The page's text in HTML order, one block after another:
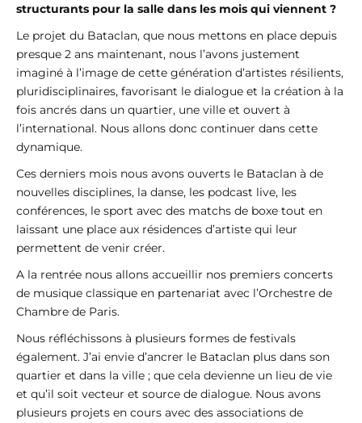
structurants pour la salle dans les mois qui viennent ?
Le projet du Bataclan, que nous mettons en place depuis
presque 2 ans maintenant, nous l’avons justement
imaginé à l’image de cette génération d’artistes résilients,
pluridisciplinaires, favorisant le dialogue et la création à la
fois ancrés dans un quartier, une ville et ouvert à
l’international. Nous allons donc continuer dans cette
dynamique.
Ces derniers mois nous avons ouverts le Bataclan à de
nouvelles disciplines, la danse, les podcast live, les
conférences, le sport avec des matchs de boxe tout en
laissant une place aux résidences d’artiste qui leur
permettent de venir créer.
A la rentrée nous allons accueillir nos premiers concerts
de musique classique en partenariat avec l’Orchestre de
Chambre de Paris.
Nous réfléchissons à plusieurs formes de festivals
également. J’ai envie d’ancrer le Bataclan plus dans son
quartier et dans la ville ; que cela devienne un lieu de vie
et qu’il soit vecteur et source de dialogue. Nous avons
plusieurs projets en cours avec des associations de